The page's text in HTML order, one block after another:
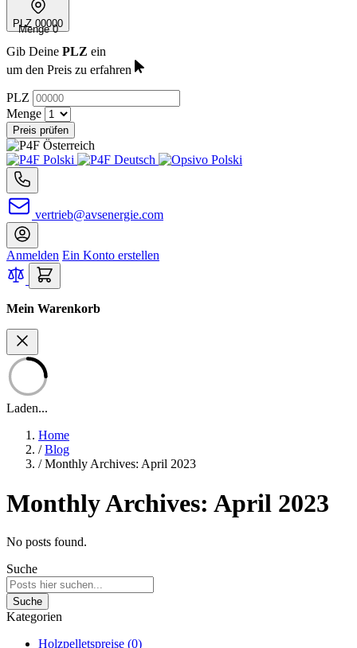
PLZ 00000
Menge 0
Gib Deine PLZ ein
um den Preis zu erfahren
PLZ
Menge
Preis prüfen
vertrieb@avsenergie.com
Anmelden Ein Konto erstellen
Mein Warenkorb
Laden...
Home
/ Blog
/ Monthly Archives: April 2023
Monthly Archives: April 2023
No posts found.
Suche
Suche
Kategorien
Holzpelletspreise (0)